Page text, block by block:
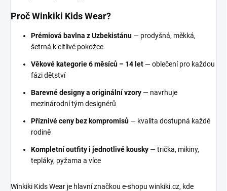
Proč Winkiki Kids Wear?
Prémiová bavlna z Uzbekistánu — prodyšná, měkká,
šetrná k citlivé pokožce
Věkové kategorie 6 měsíců – 14 let — oblečení pro každou
fázi dětství
Barevné designy a originální vzory — navrhuje
mezinárodní tým designérů
Příznivé ceny bez kompromisů — kvalita dostupná každé
rodině
Kompletní outfity i jednotlivé kousky — trička, mikiny,
tepláky, pyžama a více
Winkiki Kids Wear je hlavní značkou e-shopu winkiki.cz, kde